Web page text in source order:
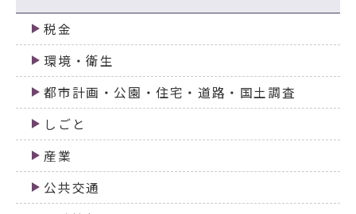
税金
環境・衛生
都市計画・公園・住宅・道路・国土調査
しごと
産業
公共交通